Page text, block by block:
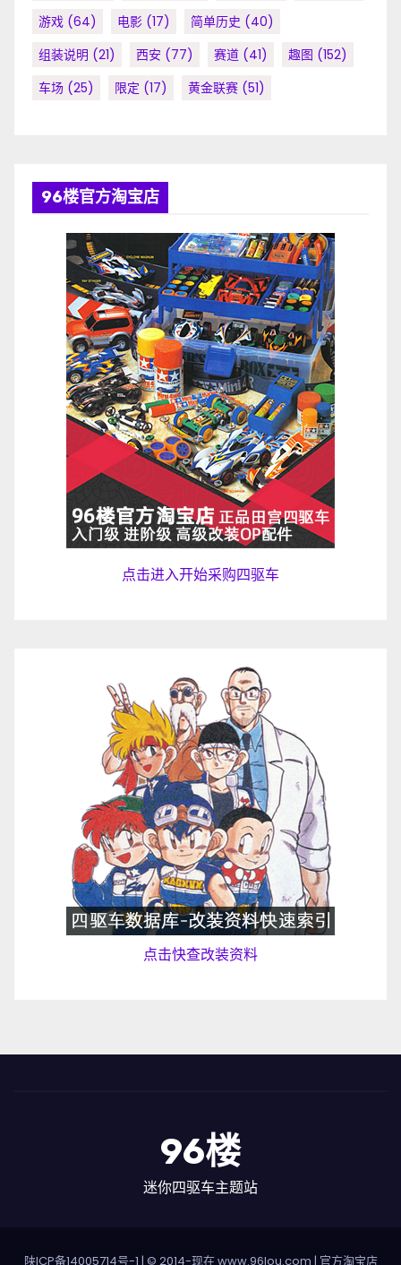
游戏 (64) 电影 (17) 简单历史 (40)
组装说明 (21) 西安 (77) 赛道 (41) 趣图 (152)
车场 (25) 限定 (17) 黄金联赛 (51)
96楼官方淘宝店
点击进入开始采购四驱车
点击快查改装资料
96楼
迷你四驱车主题站
陕ICP备14005714号-1 | © 2014-现在 www.96lou.com | 官方淘宝店